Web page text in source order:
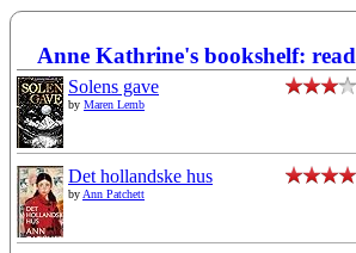
Anne Kathrine's bookshelf: read
Solens gave
by Maren Lemb
Det hollandske hus
by Ann Patchett